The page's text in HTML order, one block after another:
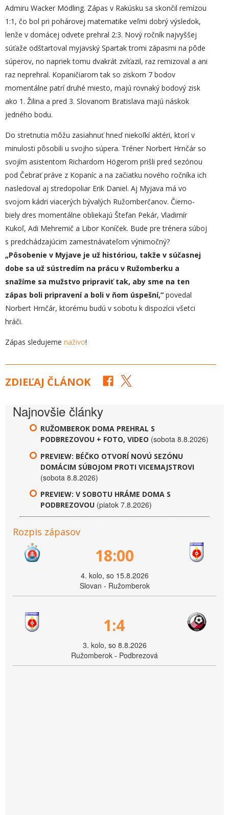
Admiru Wacker Mödling. Zápas v Rakúsku sa skončil remízou
1:1, čo bol pri pohárovej matematike veľmi dobrý výsledok,
lenže v domácej odvete prehral 2:3. Nový ročník najvyššej
súťaže odštartoval myjavský Spartak tromi zápasmi na pôde
súperov, no napriek tomu dvakrát zvíťazil, raz remizoval a ani
raz neprehral. Kopaničiarom tak so ziskom 7 bodov
momentálne patrí druhé miesto, majú rovnaký bodový zisk
ako 1. Žilina a pred 3. Slovanom Bratislava majú náskok
jedného bodu.
Do stretnutia môžu zasiahnuť hneď niekoľkí aktéri, ktorí v
minulosti pôsobili u svojho súpera. Tréner Norbert Hrnčár so
svojím asistentom Richardom Högerom prišli pred sezónou
pod Čebrať práve z Kopaníc a na začiatku nového ročníka ich
nasledoval aj stredopoliar Erik Daniel. Aj Myjava má vo
svojom kádri viacerých bývalých Ružomberčanov. Čierno-
biely dres momentálne obliekajú Štefan Pekár, Vladimír
Kukoľ, Adi Mehremič a Libor Koníček. Bude pre trénera súboj
s predchádzajúcim zamestnávateľom výnimočný?
„Pôsobenie v Myjave je už históriou, takže v súčasnej
dobe sa už sústredím na prácu v Ružomberku a
snažíme sa mužstvo pripraviť tak, aby sme na ten
zápas boli pripravení a boli v ňom úspešní,“ povedal
Norbert Hrnčár, ktorému budú v sobotu k dispozícii všetci
hráči.
Zápas sledujeme naživo!
ZDIEĽAJ ČLÁNOK
Najnovšie články
RUŽOMBEROK DOMA PREHRAL S
PODBREZOVOU + FOTO, VIDEO (sobota 8.8.2026)
PREVIEW: BÉČKO OTVORÍ NOVÚ SEZÓNU
DOMÁCIM SÚBOJOM PROTI VICEMAJSTROVI
(sobota 8.8.2026)
PREVIEW: V SOBOTU HRÁME DOMA S
PODBREZOVOU (piatok 7.8.2026)
Rozpis zápasov
18:00
4. kolo, so 15.8.2026
Slovan - Ružomberok
1:4
3. kolo, so 8.8.2026
Ružomberok - Podbrezová